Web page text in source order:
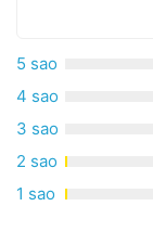
5 sao
4 sao
3 sao
2 sao
1 sao